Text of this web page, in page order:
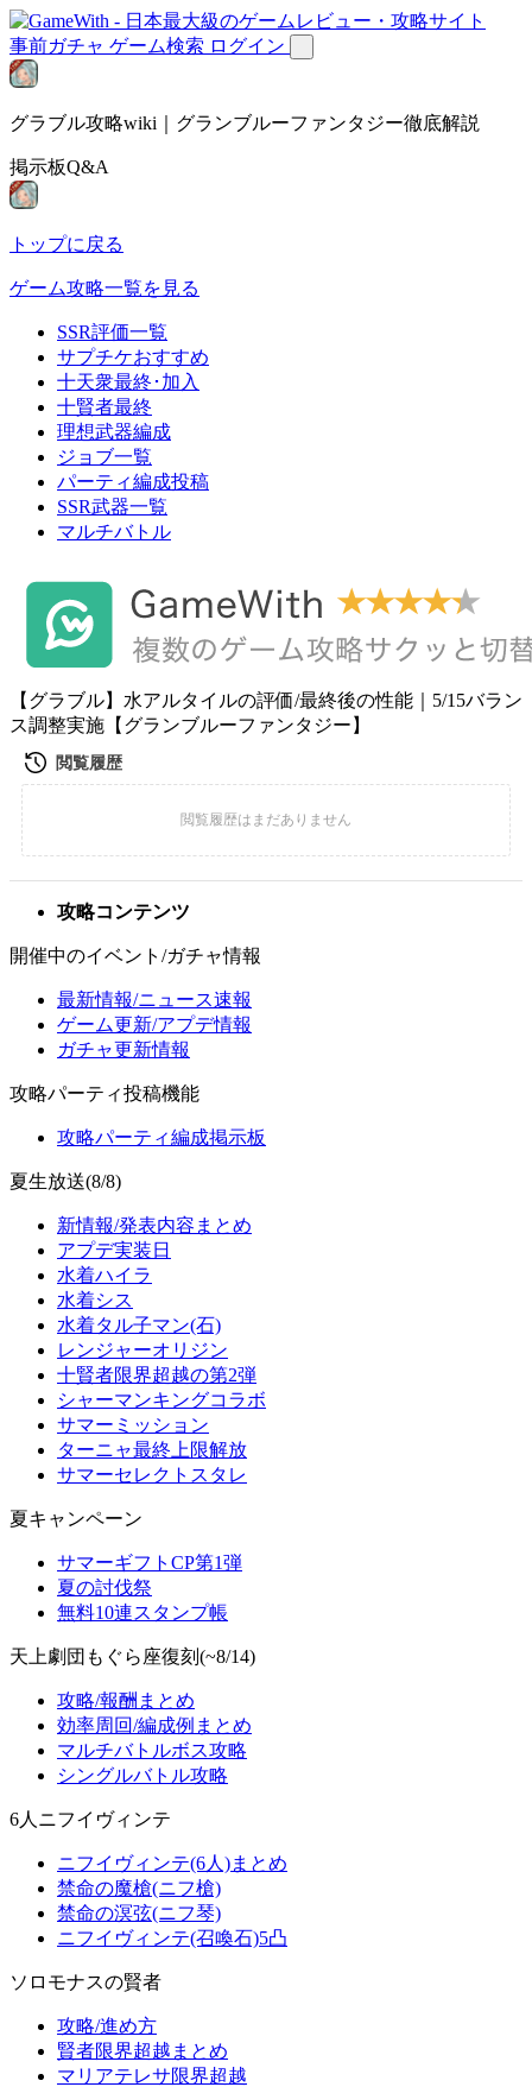
事前ガチャ ゲーム検索 ログイン
グラブル攻略wiki｜グランブルーファンタジー徹底解説
掲示板Q&A
トップに戻る
ゲーム攻略一覧を見る
SSR評価一覧
サプチケおすすめ
十天衆最終･加入
十賢者最終
理想武器編成
ジョブ一覧
パーティ編成投稿
SSR武器一覧
マルチバトル
【グラブル】水アルタイルの評価/最終後の性能｜5/15バラン
ス調整実施【グランブルーファンタジー】
攻略コンテンツ
開催中のイベント/ガチャ情報
最新情報/ニュース速報
ゲーム更新/アプデ情報
ガチャ更新情報
攻略パーティ投稿機能
攻略パーティ編成掲示板
夏生放送(8/8)
新情報/発表内容まとめ
アプデ実装日
水着ハイラ
水着シス
水着タル子マン(石)
レンジャーオリジン
十賢者限界超越の第2弾
シャーマンキングコラボ
サマーミッション
ターニャ最終上限解放
サマーセレクトスタレ
夏キャンペーン
サマーギフトCP第1弾
夏の討伐祭
無料10連スタンプ帳
天上劇団もぐら座復刻(~8/14)
攻略/報酬まとめ
効率周回/編成例まとめ
マルチバトルボス攻略
シングルバトル攻略
6人ニフイヴィンテ
ニフイヴィンテ(6人)まとめ
禁命の魔槍(ニフ槍)
禁命の溟弦(ニフ琴)
ニフイヴィンテ(召喚石)5凸
ソロモナスの賢者
攻略/進め方
賢者限界超越まとめ
マリアテレサ限界超越